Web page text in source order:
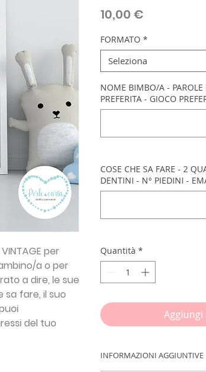
per
a o per
a dire, le sue
fare, il suo
del tuo
10,00 €
FORMATO *
Seleziona
NOME BIMBO/A - PAROLE
PREFERITA - GIOCO
COSE CHE SA FARE - 2
DENTINI - N° PIEDINI -
Quantità *
INFORMAZIONI AGGIUNTIVE